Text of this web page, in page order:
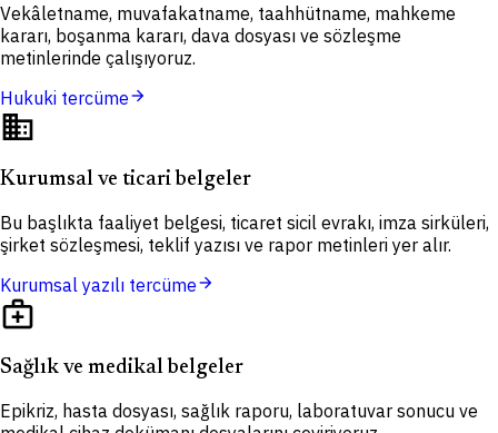
Vekâletname, muvafakatname, taahhütname, mahkeme
kararı, boşanma kararı, dava dosyası ve sözleşme
metinlerinde çalışıyoruz.
Hukuki tercümearrow_forward
domain
Kurumsal ve ticari belgeler
Bu başlıkta faaliyet belgesi, ticaret sicil evrakı, imza sirküleri,
şirket sözleşmesi, teklif yazısı ve rapor metinleri yer alır.
Kurumsal yazılı tercümearrow_forward
medical_services
Sağlık ve medikal belgeler
Epikriz, hasta dosyası, sağlık raporu, laboratuvar sonucu ve